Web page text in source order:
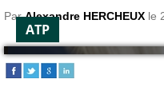
ParAlexandre HERCHEUX le
ATP